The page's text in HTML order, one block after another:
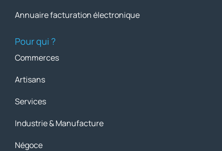
Annuaire facturation électronique
Pour qui ?
Commerces
Artisans
Services
Industrie & Manufacture
Négoce